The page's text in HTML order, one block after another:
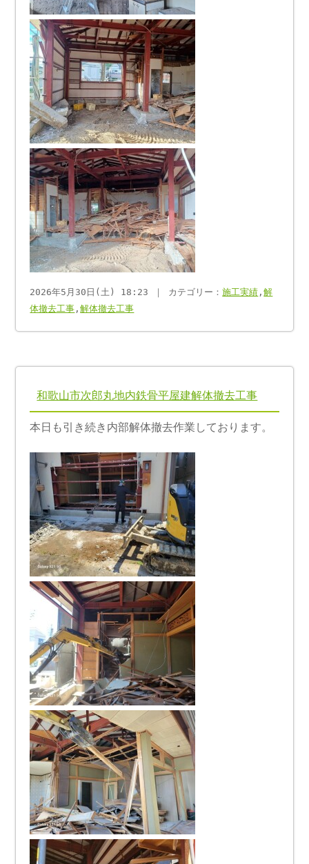
2026年5月30日(土) 18:23 ｜ カテゴリー：施工実績 ,解
体撤去工事 ,解体撤去工事
和歌山市次郎丸地内鉄骨平屋建解体撤去工事
本日も引き続き内部解体撤去作業しております。